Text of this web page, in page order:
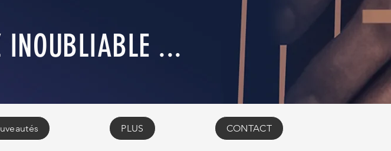
INOUBLIABLE ...
PLUS CONTACT